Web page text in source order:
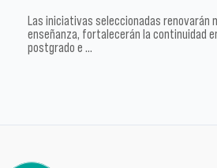
Las iniciativas seleccionadas renovarán
enseñanza, fortalecerán la continuidad
postgrado e …